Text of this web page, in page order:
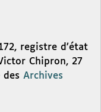
registre d’état
Chipron, 27
Archives